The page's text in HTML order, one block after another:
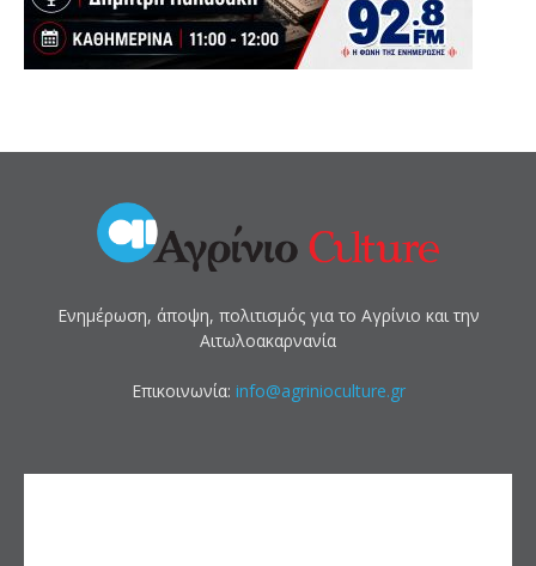
Ενημέρωση, άποψη, πολιτισμός για το Αγρίνιο και την
Αιτωλοακαρνανία
Επικοινωνία: info@agrinioculture.gr